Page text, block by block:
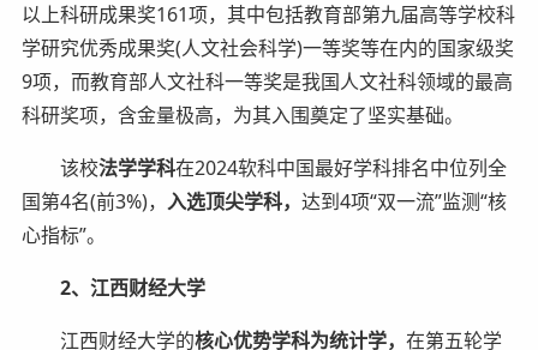
以上科研成果奖161项，其中包括教育部第九届高等学校科
学研究优秀成果奖(人文社会科学)一等奖等在内的国家级奖
9项，而教育部人文社科一等奖是我国人文社科领域的最高
科研奖项，含金量极高，为其入围奠定了坚实基础。
该校法学学科在2024软科中国最好学科排名中位列全
国第4名(前3%)， 入选顶尖学科， 达到4项“双一流”监测“核
心指标”。
2、江西财经大学
江西财经大学的核心优势学科为统计学， 在第五轮学